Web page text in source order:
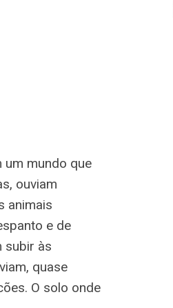
um mundo que
ouviam
animais
e de
subir às
quase
O solo onde